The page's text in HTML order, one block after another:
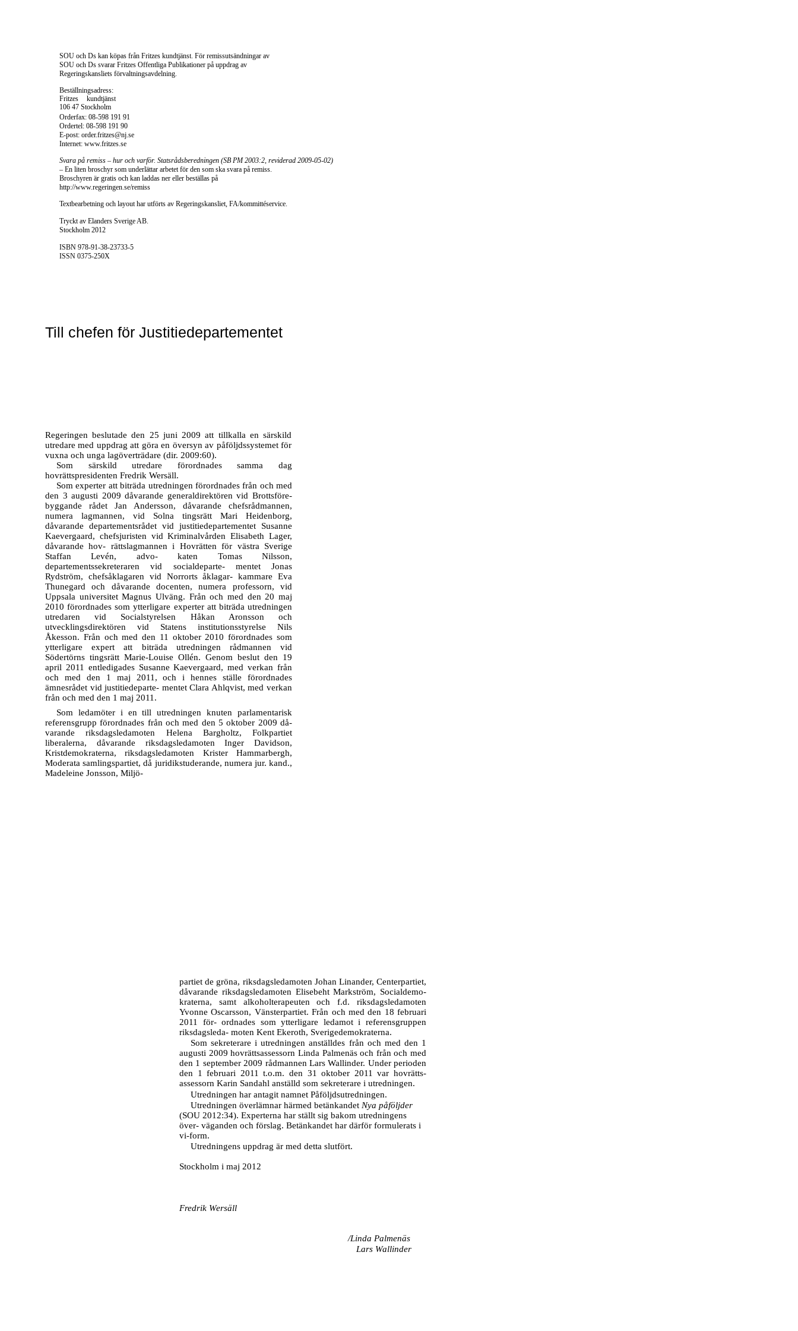
SOU och Ds kan köpas från Fritzes kundtjänst. För remissutsändningar av
SOU och Ds svarar Fritzes Offentliga Publikationer på uppdrag av
Regeringskansliets förvaltningsavdelning.
Beställningsadress:
Fritzes kundtjänst
106 47 Stockholm
Orderfax: 08-598 191 91
Ordertel: 08-598 191 90
E-post: order.fritzes@nj.se
Internet: www.fritzes.se
Svara på remiss – hur och varför. Statsrådsberedningen (SB PM 2003:2, reviderad 2009-05-02)
– En liten broschyr som underlättar arbetet för den som ska svara på remiss.
Broschyren är gratis och kan laddas ner eller beställas på
http://www.regeringen.se/remiss
Textbearbetning och layout har utförts av Regeringskansliet, FA/kommittéservice.
Tryckt av Elanders Sverige AB.
Stockholm 2012
ISBN 978-91-38-23733-5
ISSN 0375-250X
Till chefen för Justitiedepartementet
Regeringen beslutade den 25 juni 2009 att tillkalla en särskild
utredare med uppdrag att göra en översyn av påföljdssystemet för
vuxna och unga lagöverträdare (dir. 2009:60).
Som särskild utredare förordnades samma dag
hovrättspresidenten Fredrik Wersäll.
Som experter att biträda utredningen förordnades från och med
den 3 augusti 2009 dåvarande generaldirektören vid Brottsföre-
byggande rådet Jan Andersson, dåvarande chefsrådmannen,
numera lagmannen, vid Solna tingsrätt Mari Heidenborg,
dåvarande departementsrådet vid justitiedepartementet Susanne
Kaevergaard, chefsjuristen vid Kriminalvården Elisabeth Lager,
dåvarande hov- rättslagmannen i Hovrätten för västra Sverige
Staffan Levén, advo- katen Tomas Nilsson,
departementssekreteraren vid socialdeparte- mentet Jonas
Rydström, chefsåklagaren vid Norrorts åklagar- kammare Eva
Thunegard och dåvarande docenten, numera professorn, vid
Uppsala universitet Magnus Ulväng. Från och med den 20 maj
2010 förordnades som ytterligare experter att biträda utredningen
utredaren vid Socialstyrelsen Håkan Aronsson och
utvecklingsdirektören vid Statens institutionsstyrelse Nils
Åkesson. Från och med den 11 oktober 2010 förordnades som
ytterligare expert att biträda utredningen rådmannen vid
Södertörns tingsrätt Marie-Louise Ollén. Genom beslut den 19
april 2011 entledigades Susanne Kaevergaard, med verkan från
och med den 1 maj 2011, och i hennes ställe förordnades
ämnesrådet vid justitiedeparte- mentet Clara Ahlqvist, med verkan
från och med den 1 maj 2011.
Som ledamöter i en till utredningen knuten parlamentarisk
referensgrupp förordnades från och med den 5 oktober 2009 då-
varande riksdagsledamoten Helena Bargholtz, Folkpartiet
liberalerna, dåvarande riksdagsledamoten Inger Davidson,
Kristdemokraterna, riksdagsledamoten Krister Hammarbergh,
Moderata samlingspartiet, då juridikstuderande, numera jur. kand.,
Madeleine Jonsson, Miljö-
partiet de gröna, riksdagsledamoten Johan Linander, Centerpartiet,
dåvarande riksdagsledamoten Elisebeht Markström, Socialdemo-
kraterna, samt alkoholterapeuten och f.d. riksdagsledamoten
Yvonne Oscarsson, Vänsterpartiet. Från och med den 18 februari
2011 för- ordnades som ytterligare ledamot i referensgruppen
riksdagsleda- moten Kent Ekeroth, Sverigedemokraterna.
Som sekreterare i utredningen anställdes från och med den 1
augusti 2009 hovrättsassessorn Linda Palmenäs och från och med
den 1 september 2009 rådmannen Lars Wallinder. Under perioden
den 1 februari 2011 t.o.m. den 31 oktober 2011 var hovrätts-
assessorn Karin Sandahl anställd som sekreterare i utredningen.
Utredningen har antagit namnet Påföljdsutredningen.
Utredningen överlämnar härmed betänkandet Nya påföljder
(SOU 2012:34). Experterna har ställt sig bakom utredningens
över- väganden och förslag. Betänkandet har därför formulerats i
vi-form.
Utredningens uppdrag är med detta slutfört.
Stockholm i maj 2012
Fredrik Wersäll
/Linda Palmenäs
Lars Wallinder